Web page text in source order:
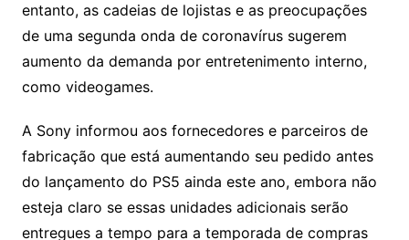
entanto, as cadeias de lojistas e as preocupações
de uma segunda onda de coronavírus sugerem
aumento da demanda por entretenimento interno,
como videogames.
A Sony informou aos fornecedores e parceiros de
fabricação que está aumentando seu pedido antes
do lançamento do PS5 ainda este ano, embora não
esteja claro se essas unidades adicionais serão
entregues a tempo para a temporada de compras